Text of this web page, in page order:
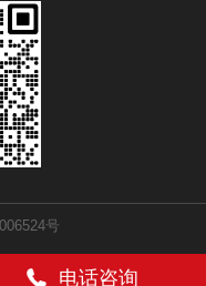
号
电话咨询